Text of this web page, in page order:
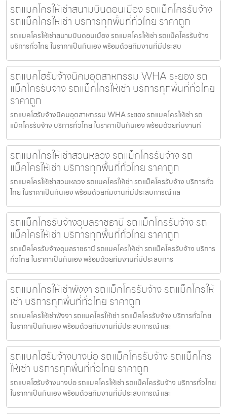
รถแมคโครให้เช่าสนามบินดอนเมือง รถแม็คโครรับจ้าง
รถแม็คโครให้เช่า บริการทุกพื้นที่ทั่วไทย ราคาถูก
รถแมคโครให้เช่าสนามบินดอนเมือง รถแมคโครให้เช่า รถแม็คโครรับจ้าง
บริการทั่วไทย ในราคาเป็นกันเอง พร้อมด้วยทีมงานที่มีประสบ
รถแบคโฮรับจ้างนิคมอุตสาหกรรม WHA ระยอง รถ
แม็คโครรับจ้าง รถแม็คโครให้เช่า บริการทุกพื้นที่ทั่วไทย
ราคาถูก
รถแบคโฮรับจ้างนิคมอุตสาหกรรม WHA ระยอง รถแมคโครให้เช่า รถ
แม็คโครรับจ้าง บริการทั่วไทย ในราคาเป็นกันเอง พร้อมด้วยทีมงานที
รถแมคโครให้เช่าสวนหลวง รถแม็คโครรับจ้าง รถ
แม็คโครให้เช่า บริการทุกพื้นที่ทั่วไทย ราคาถูก
รถแมคโครให้เช่าสวนหลวง รถแมคโครให้เช่า รถแม็คโครรับจ้าง บริการทั่ว
ไทย ในราคาเป็นกันเอง พร้อมด้วยทีมงานที่มีประสบการณ์ แล
รถแม็คโครรับจ้างอุบลราชธานี รถแม็คโครรับจ้าง รถ
แม็คโครให้เช่า บริการทุกพื้นที่ทั่วไทย ราคาถูก
รถแม็คโครรับจ้างอุบลราชธานี รถแมคโครให้เช่า รถแม็คโครรับจ้าง บริการ
ทั่วไทย ในราคาเป็นกันเอง พร้อมด้วยทีมงานที่มีประสบการ
รถแมคโครให้เช่าพังงา รถแม็คโครรับจ้าง รถแม็คโครให้
เช่า บริการทุกพื้นที่ทั่วไทย ราคาถูก
รถแมคโครให้เช่าพังงา รถแมคโครให้เช่า รถแม็คโครรับจ้าง บริการทั่วไทย
ในราคาเป็นกันเอง พร้อมด้วยทีมงานที่มีประสบการณ์ และ
รถแบคโฮรับจ้างบางบ่อ รถแม็คโครรับจ้าง รถแม็คโคร
ให้เช่า บริการทุกพื้นที่ทั่วไทย ราคาถูก
รถแบคโฮรับจ้างบางบ่อ รถแมคโครให้เช่า รถแม็คโครรับจ้าง บริการทั่วไทย
ในราคาเป็นกันเอง พร้อมด้วยทีมงานที่มีประสบการณ์ และ